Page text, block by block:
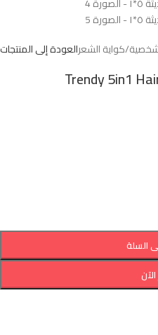
/كواية الشعرالعودة إلى المنتجات
السلة